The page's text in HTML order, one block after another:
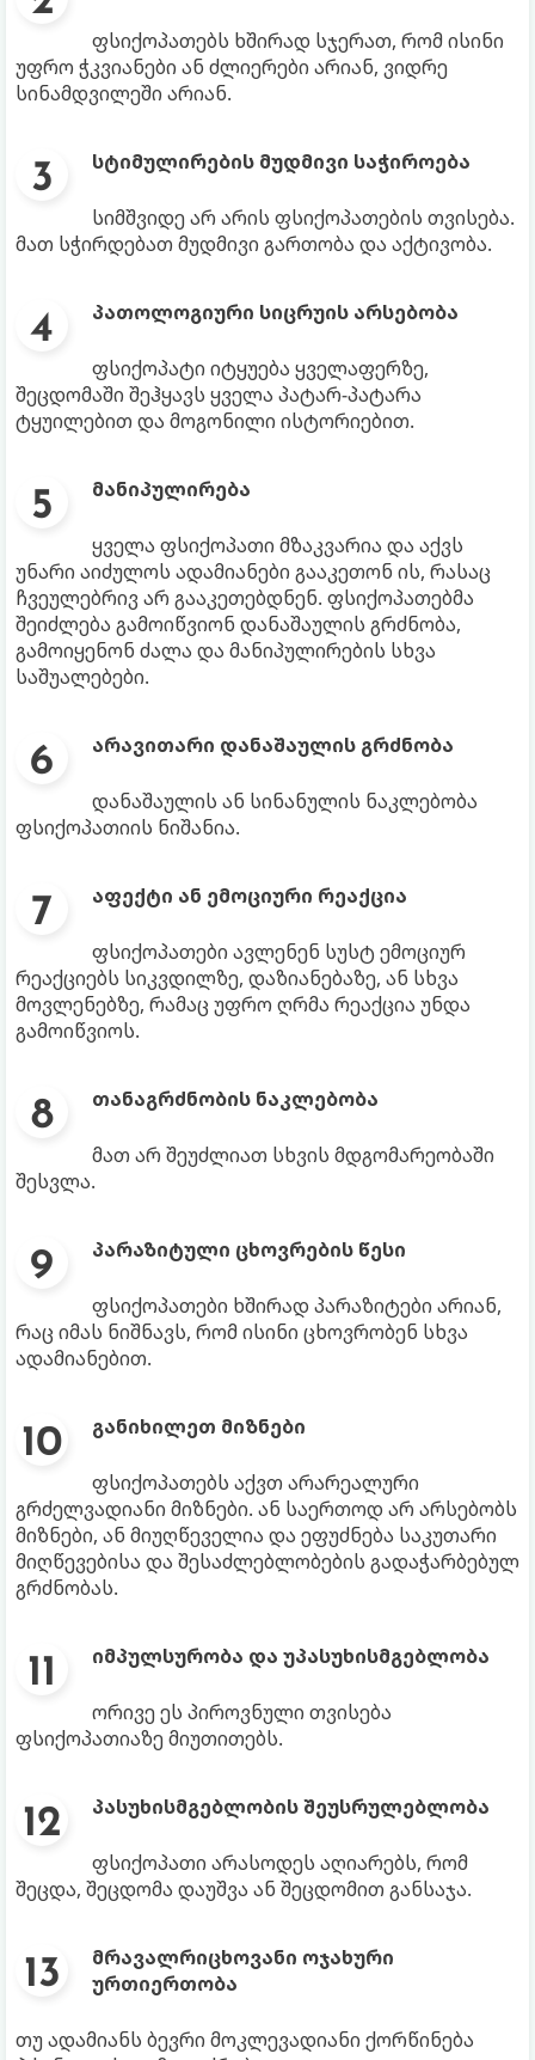
ფსიქოპათებს ხშირად სჯერათ, რომ ისინი
უფრო ჭკვიანები ან ძლიერები არიან, ვიდრე
სინამდვილეში არიან.
სტიმულირების მუდმივი საჭიროება
სიმშვიდე არ არის ფსიქოპათების თვისება.
მათ სჭირდებათ მუდმივი გართობა და აქტივობა.
პათოლოგიური სიცრუის არსებობა
ფსიქოპატი იტყუება ყველაფერზე,
შეცდომაში შეჰყავს ყველა პატარ-პატარა
ტყუილებით და მოგონილი ისტორიებით.
მანიპულირება
ყველა ფსიქოპათი მზაკვარია და აქვს
უნარი აიძულოს ადამიანები გააკეთონ ის, რასაც
ჩვეულებრივ არ გააკეთებდნენ. ფსიქოპათებმა
შეიძლება გამოიწვიონ დანაშაულის გრძნობა,
გამოიყენონ ძალა და მანიპულირების სხვა
საშუალებები.
არავითარი დანაშაულის გრძნობა
დანაშაულის ან სინანულის ნაკლებობა
ფსიქოპათიის ნიშანია.
აფექტი ან ემოციური რეაქცია
ფსიქოპათები ავლენენ სუსტ ემოციურ
რეაქციებს სიკვდილზე, დაზიანებაზე, ან სხვა
მოვლენებზე, რამაც უფრო ღრმა რეაქცია უნდა
გამოიწვიოს.
თანაგრძნობის ნაკლებობა
მათ არ შეუძლიათ სხვის მდგომარეობაში
შესვლა.
პარაზიტული ცხოვრების წესი
ფსიქოპათები ხშირად პარაზიტები არიან,
რაც იმას ნიშნავს, რომ ისინი ცხოვრობენ სხვა
ადამიანებით.
განიხილეთ მიზნები
ფსიქოპათებს აქვთ არარეალური
გრძელვადიანი მიზნები. ან საერთოდ არ არსებობს
მიზნები, ან მიუღწეველია და ეფუძნება საკუთარი
მიღწევებისა და შესაძლებლობების გადაჭარბებულ
გრძნობას.
იმპულსურობა და უპასუხისმგებლობა
ორივე ეს პიროვნული თვისება
ფსიქოპათიაზე მიუთითებს.
პასუხისმგებლობის შეუსრულებლობა
ფსიქოპათი არასოდეს აღიარებს, რომ
შეცდა, შეცდომა დაუშვა ან შეცდომით განსაჯა.
მრავალრიცხოვანი ოჯახური
ურთიერთობა
თუ ადამიანს ბევრი მოკლევადიანი ქორწინება